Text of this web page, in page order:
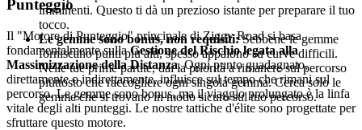
imminenti. Questo ti dà un prezioso istante per preparare il tuo
tocco.
Le gemme sono bonus, non requisiti:Sebbene le gemme
forniscano punti più alti, spesso appaiono su curve difficili.
Nelle tue prime partite, dai la priorità a rimanere sul percorso
piuttosto che raccogliere ogni singola gemma. Cerca solo le
gemme che si trovano in modo sicuro sul tuo percorso.
Punteggio
Il "Motore di Punteggio" principale di Ziggy Road si basa
fondamentalmente sullaGestione del Rischio legata alla
Massimizzazione della Distanza. Ogni punto guadagnato,
direttamente o indirettamente, influisce sul tempo che rimani sul
percorso. Le gemme sono bonus, ma il viaggio prolungato è la linfa
vitale degli alti punteggi. Le nostre tattiche d'élite sono progettate per
sfruttare questo motore.